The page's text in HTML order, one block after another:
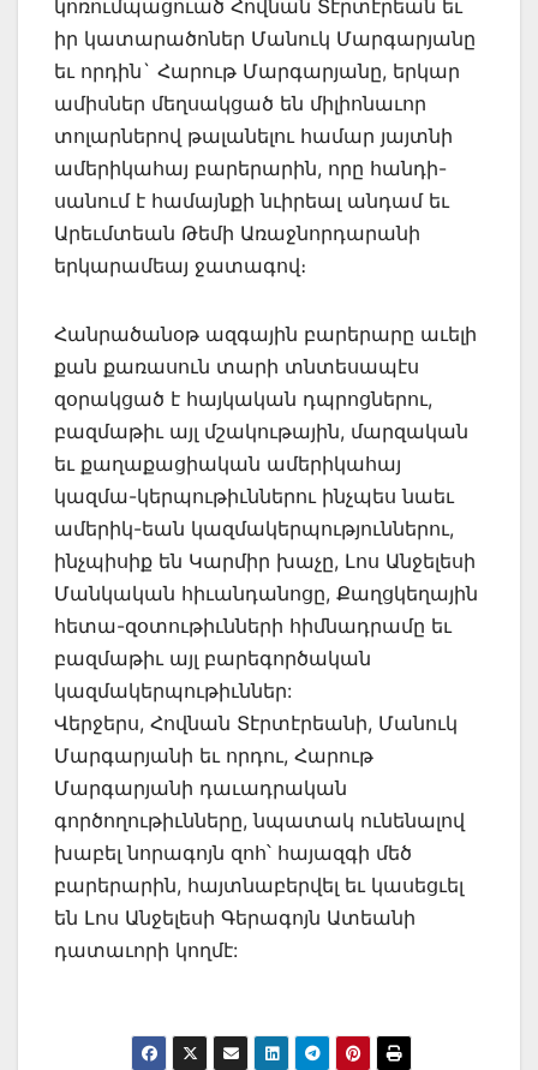
կոռումպացուած Հովնան Տէրտէրեան եւ
իր կատարածոներ Մանուկ Մարգարյանը
եւ որդին` Հարութ Մարգարյանը, երկար
ամիսներ մեղսակցած են միլիոնաւոր
տոլարներով թալանելու համար յայտնի
ամերիկահայ բարերարին, որը հանդի-
սանում է համայնքի նւիրեալ անդամ եւ
Արեւմտեան Թեմի Առաջնորդարանի
երկարամեայ ջատագով։
Հանրածանօթ ազգային բարերարը աւելի
քան քառասուն տարի տնտեսապէս
զօրակցած է հայկական դպրոցներու,
բազմաթիւ այլ մշակութային, մարզական
եւ քաղաքացիական ամերիկահայ
կազմա-կերպութիւններու ինչպես նաեւ
ամերիկ-եան կազմակերպություններու,
ինչպիսիք են Կարմիր խաչը, Լոս Անջելեսի
Մանկական հիւանդանոցը, Քաղցկեղային
հետա-զօտութիւնների հիմնադրամը եւ
բազմաթիւ այլ բարեգործական
կազմակերպութիւններ:
Վերջերս, Հովնան Տէրտէրեանի, Մանուկ
Մարգարյանի եւ որդու, Հարութ
Մարգարյանի դաւադրական
գործողութիւնները, նպատակ ունենալով
խաբել նորագոյն զոհ՝ հայազգի մեծ
բարերարին, հայտնաբերվել եւ կասեցւել
են Լոս Անջելեսի Գերագոյն Ատեանի
դատաւորի կողմէ: